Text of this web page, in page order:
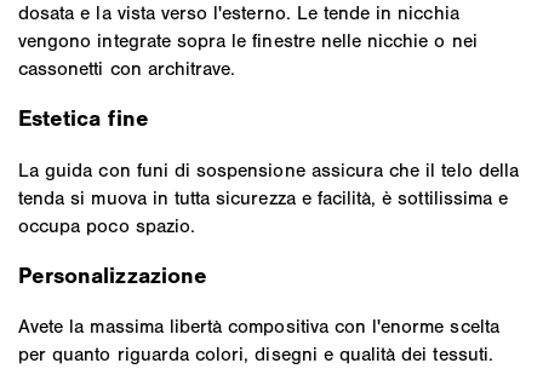
dosata e la vista verso l'esterno. Le tende in nicchia
vengono integrate sopra le finestre nelle nicchie o nei
cassonetti con architrave.
Estetica fine
La guida con funi di sospensione assicura che il telo della
tenda si muova in tutta sicurezza e facilità, è sottilissima e
occupa poco spazio.
Personalizzazione
Avete la massima libertà compositiva con l'enorme scelta
per quanto riguarda colori, disegni e qualità dei tessuti.